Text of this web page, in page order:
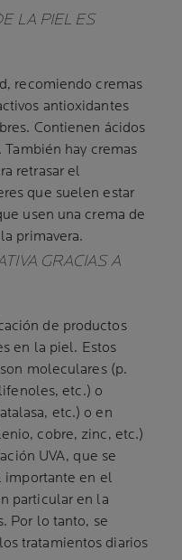
LA PIEL ES
recomiendo cremas
antioxidantes
Contienen ácidos
hay cremas
retrasar el
que suelen estar
usen una crema de
primavera.
GRACIAS A
de productos
en la piel. Estos
moleculares (p.
etc.) o
etc.) o en
cobre, zinc, etc.)
UVA, que se
importante en el
particular en la
Por lo tanto, se
tratamientos diarios